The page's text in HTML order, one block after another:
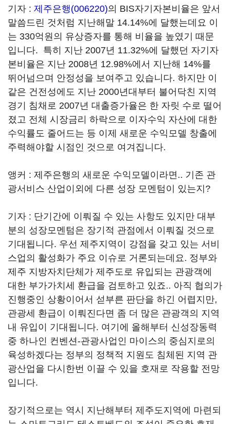
기자 : 제주은행(006220)의 BIS자기자본비율은 앞서
말씀드린 것처럼 지난해말 14.14%에 달했는데요 이
는 330억원의 유상증자를 통해 비율을 높였기 때문
입니다. 특히 지난 2007년 11.32%에 달했던 자기자
본비율은 지난 2008년 12.98%에서 지난해 14%를
뛰어넘으며 안정성을 보여주고 있습니다. 하지만 이
같은 건전성에도 지난 2000년대부터 불어닥친 지역
경기 침채로 2007년 대출증가율은 한 자릿 수로 떨어
졌고 전체 시장금리 하락으로 이자수익 자산에 대한
수익률도 줄어드는 등 이제 새로운 수익모델 창출에
주력해야할 시점인 것으로 여겨집니다.
앵커 : 제주은행의 새로운 수익모델이라면.. 기존 관
광서비스 산업이외에 다른 성장 모멘텀이 있는지?
기자 : 단기간에 이뤄질 수 있는 사항도 있지만 대부
분의 성장모멘텀은 장기적 관점에서 이뤄질 것으로
기대됩니다. 우선 제주지역이 강점을 갖고 있는 서비
스업의 활성화가 주요 이슈로 거론되는데요. 정부와
제주 지방자치단체가 제주도로 유입되는 관광객에
대한 부가가치세 환급을 검토하고 있죠.. 아직 협의가
진행중인 상황이어서 섣부른 판단을 하긴 어렵지만,
관광세 환급이 이뤄진다면 좀 더 많은 관광객의 지역
내 유입이 기대됩니다. 여기에 올해부터 신성장동력
중 하나인 컨벤션-관광사업인 마이스의 중심지로의
육성하겠다는 정부의 정책적 지원도 침체된 지역 관
광산업을 다시한번 이끌 수 있을 호재로 작용할 전망
입니다.
장기적으로는 역시 지난해부터 제주도지역에 마련되